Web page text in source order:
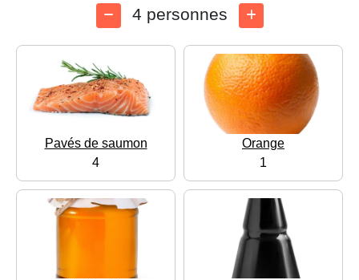
4 personnes
Pavés de saumon
4
Orange
1